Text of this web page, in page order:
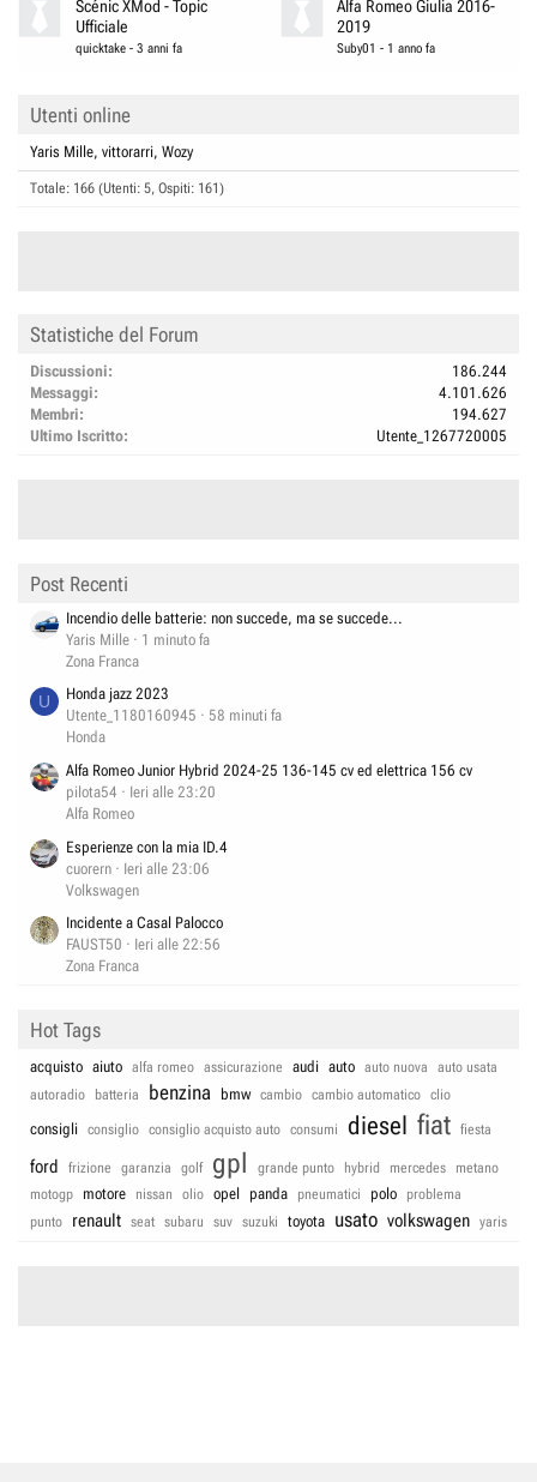
Scénic XMod - Topic
Ufficiale
quicktake -3 anni fa
Alfa Romeo Giulia 2016-
2019
Suby01 - 1 anno fa
Utenti online
Yaris Mille vittorarri Wozy
Totale: 166 (Utenti: 5, Ospiti: 161)
Statistiche del Forum
Discussioni
186.244
Messaggi
4.101.626
Membri
194.627
Ultimo Iscritto
Utente_1267720005
Post Recenti
Incendio delle batterie: non succede, ma se succede...
Yaris Mille
1 minuto fa
Zona Franca
U
Honda jazz 2023
Utente_1180160945
58 minuti fa
Honda
Alfa Romeo Junior Hybrid 2024-25 136-145 cv ed elettrica 156 cv
pilota54
Ieri alle 23:20
Alfa Romeo
Esperienze con la mia ID.4
cuorern
Ieri alle 23:06
Volkswagen
Incidente a Casal Palocco
FAUST50
Ieri alle 22:56
Zona Franca
Hot Tags
acquisto aiuto alfa romeo assicurazione audi auto auto nuova
auto usata
autoradio
batteria benzina bmw cambio cambio automatico clio
consigli consiglio consiglio acquisto auto consumi diesel fiat fiesta
ford frizione garanzia golf gpl grande punto hybrid mercedes
metano
motogp
motore nissan olio opel panda pneumatici polo
problema
punto
renault seat subaru suv suzuki toyota usato volkswagen yaris